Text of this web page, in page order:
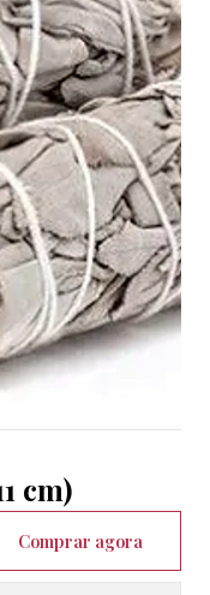
cm)
Comprar agora